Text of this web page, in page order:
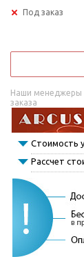
Под заказ
Наши менеджеры
заказа
Стоимость
Рассчет